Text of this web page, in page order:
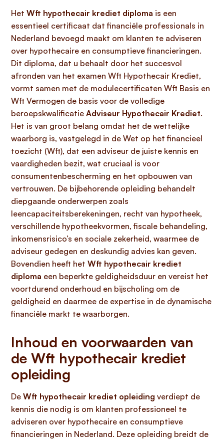
Het Wft hypothecair krediet diploma is een
essentieel certificaat dat financiële professionals in
Nederland bevoegd maakt om klanten te adviseren
over hypothecaire en consumptieve financieringen.
Dit diploma, dat u behaalt door het succesvol
afronden van het examen Wft Hypothecair Krediet,
vormt samen met de modulecertificaten Wft Basis en
Wft Vermogen de basis voor de volledige
beroepskwalificatie Adviseur Hypothecair Krediet.
Het is van groot belang omdat het de wettelijke
waarborg is, vastgelegd in de Wet op het financieel
toezicht (Wft), dat een adviseur de juiste kennis en
vaardigheden bezit, wat cruciaal is voor
consumentenbescherming en het opbouwen van
vertrouwen. De bijbehorende opleiding behandelt
diepgaande onderwerpen zoals
leencapaciteitsberekeningen, recht van hypotheek,
verschillende hypotheekvormen, fiscale behandeling,
inkomensrisico’s en sociale zekerheid, waarmee de
adviseur gedegen en deskundig advies kan geven.
Bovendien heeft het Wft hypothecair krediet
diploma een beperkte geldigheidsduur en vereist het
voortdurend onderhoud en bijscholing om de
geldigheid en daarmee de expertise in de dynamische
financiële markt te waarborgen.
Inhoud en voorwaarden van
de Wft hypothecair krediet
opleiding
De Wft hypothecair krediet opleiding verdiept de
kennis die nodig is om klanten professioneel te
adviseren over hypothecaire en consumptieve
financieringen in Nederland. Deze opleiding breidt de